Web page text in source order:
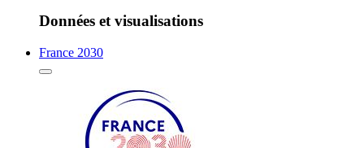
Données et visualisations
France 2030